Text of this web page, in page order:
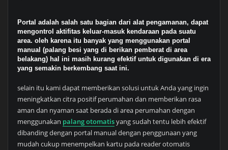
Portal adalah salah satu bagian dari alat pengamanan, dapat
mengontrol aktifitas keluar-masuk kendaraan pada suatu
area. oleh karena itu banyak yang menggunakan portal
manual (palang besi yang di berikan pemberat di area
belakang) hal ini masih kurang efektif untuk digunakan di era
yang semakin berkembang saat ini.
selain itu kami dapat memberikan solusi untuk Anda yang ingin
meningkatkan citra positif perumahan dan memberikan rasa
aman dan nyaman saat berada di area perumahan dengan
menggunakan palang otomatisyang sudah tentu lebih efektif
dibanding dengan portal manual dengan penggunaan yang
mudah cukup menempelkan kartu pada reader otomatis